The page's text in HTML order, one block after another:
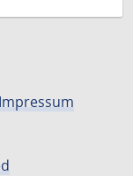
Impressum